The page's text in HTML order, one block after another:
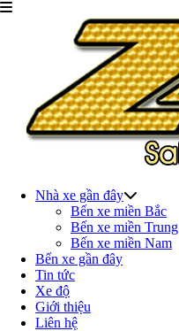
Nhà xe gần đây
Bến xe miền Bắc
Bến xe miền Trung
Bến xe miền Nam
Bến xe gần đây
Tin tức
Xe độ
Giới thiệu
Liên hệ